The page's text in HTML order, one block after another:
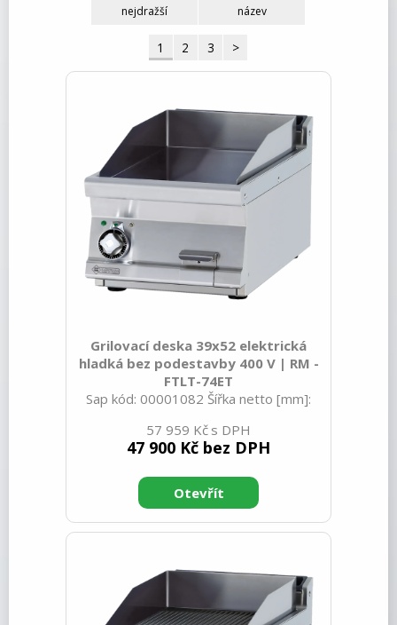
Konvektomaty
Chlazení
Salamandry
Regálový systém
Drop In - Monoblok
Bufety, drop-in, vitríny, výdejní vany a
vodní lázně
REDFOX 600
Volně stojící moduly
Nerezový program
Stolní zařízení
Pizza program
Konvektomaty
nejdražší
název
1 2 3 >
Grilovací deska 39x52 elektrická
hladká bez podestavby 400 V | RM -
FTLT-74ET
Sap kód: 00001082 Šířka netto [mm]:
netto [mm]: 280 Hmotnost netto [kg]:
50.00 Šířka brutto [mm]: 430 Hloubka
540 Hmotnost brutto [kg]: 58.00 Typ
spotřebiče: Elektrické zařízení
Konstruční typ zařízení: Stolní Příkon
prvků: IPX5 Vnější barva zařízení:
Nerezové Materiál: Nerez Kontrolky:
chodu a nahřátí Typ vrchní desky:
57 959 Kč
47 900 Kč bez DPH